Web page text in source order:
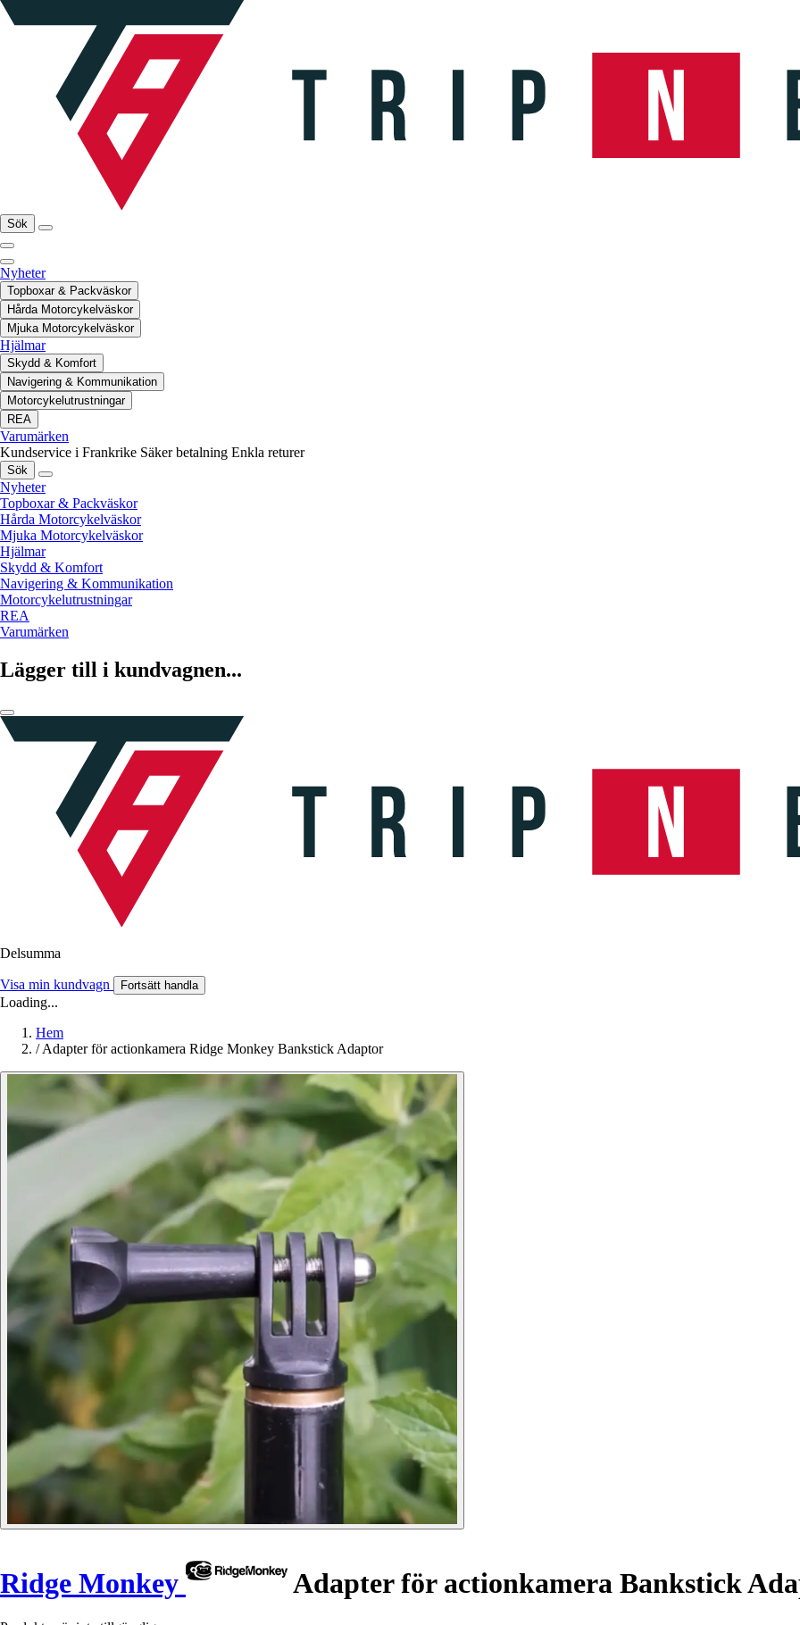
Sök
Nyheter
Topboxar & Packväskor
Hårda Motorcykelväskor
Mjuka Motorcykelväskor
Hjälmar
Skydd & Komfort
Navigering & Kommunikation
Motorcykelutrustningar
REA
Varumärken
Kundservice i Frankrike Säker betalning Enkla returer
Sök
Nyheter
Topboxar & Packväskor
Hårda Motorcykelväskor
Mjuka Motorcykelväskor
Hjälmar
Skydd & Komfort
Navigering & Kommunikation
Motorcykelutrustningar
REA
Varumärken
Lägger till i kundvagnen...
Delsumma
Visa min kundvagn Fortsätt handla
Loading...
Hem
/ Adapter för actionkamera Ridge Monkey Bankstick Adaptor
Ridge Monkey Adapter för actionkamera Bankstick